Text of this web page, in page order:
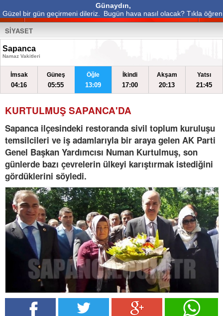
Günaydın,
Güzel bir gün geçirmeni dileriz.
Bugün hava nasıl olacak? Tıkla öğren
SİYASET
Sapanca
Namaz Vakitleri
İmsak
04:16
Güneş
05:55
Öğle
13:09
İkindi
17:00
Akşam
20:13
Yatsı
21:45
KURTULMUŞ SAPANCA'DA
Sapanca ilçesindeki restoranda sivil toplum kuruluşu
temsilcileri ve iş adamlarıyla bir araya gelen AK Parti
Genel Başkan Yardımcısı Numan Kurtulmuş, son
günlerde bazı çevrelerin ülkeyi karıştırmak istediğini
gördüklerini söyledi.